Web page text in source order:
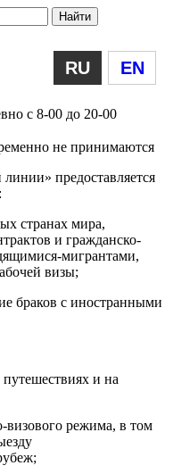
RU EN
не принимаются
предоставляется
странах мира,
и гражданско-
мигрантами,
визы;
браков с иностранными
путешествиях и на
визового режима, в том